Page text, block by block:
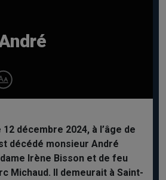
décembre 2024, à l’âge de
décédé monsieur André
Irène Bisson et de feu
Michaud. Il demeurait à Saint-